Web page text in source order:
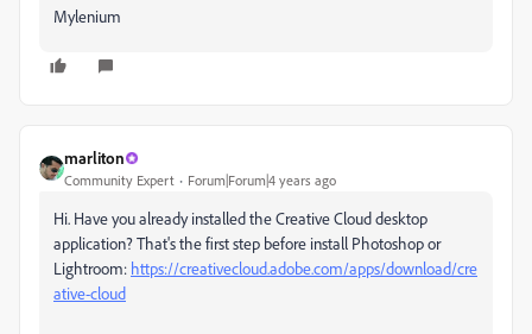
Mylenium
marliton
Community Expert Forum|Forum|4 years ago
Hi. Have you already installed the Creative Cloud desktop
application? That's the first step before install Photoshop or
Lightroom: https://creativecloud.adobe.com/apps/download/cre
ative-cloud